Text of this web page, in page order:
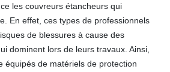
les couvreurs étancheurs qui
En effet, ces types de professionnels
de blessures à cause des
dominent lors de leurs travaux. Ainsi,
équipés de matériels de protection